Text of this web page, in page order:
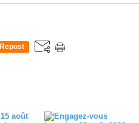
Repost